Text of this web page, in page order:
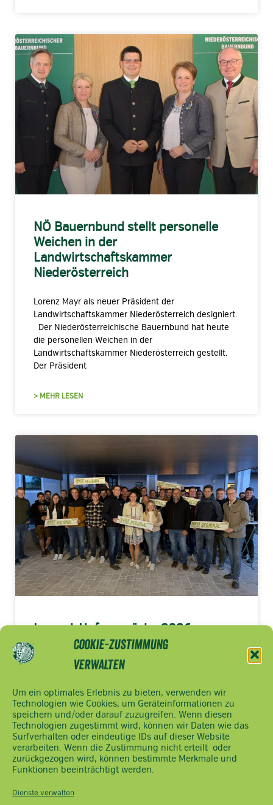
Cookie-Zustimmung
verwalten
Um ein optimales Erlebnis zu bieten, verwenden wir
Technologien wie Cookies, um Geräteinformationen zu
speichern und/oder darauf zuzugreifen. Wenn diesen
Technologien zugestimmt wird, können wir Daten wie das
Surfverhalten oder eindeutige IDs auf dieser Website
verarbeiten. Wenn die Zustimmung nicht erteilt oder
zurückgezogen wird, können bestimmte Merkmale und
Funktionen beeinträchtigt werden.
Dienste verwalten
NÖ Bauernbund stellt personelle
Weichen in der
Landwirtschaftskammer
Niederösterreich
Lorenz Mayr als neuer Präsident der
Landwirtschaftskammer Niederösterreich designiert.
Der Niederösterreichische Bauernbund hat heute
die personellen Weichen in der
Landwirtschaftskammer Niederösterreich gestellt.
Der Präsident
> MEHR LESEN
Jugend-Hofgespräche 2026
> MEHR LESEN
NÖ
Bauernbund
Ferstlergasse
4,
3100 St.
Pölten
Impressum
Datenschutzerklärung
Cookie Hinweis